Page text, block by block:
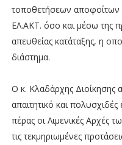
τοποθετήσεων
ΕΛ.ΑΚΤ. όσο και μέσω της
απευθείας κατάταξης, η
διάστημα.
Ο κ. Κλαδάρχης Διοίκησης
απαιτητικό και
πέρας οι Λιμενικές
τις τεκμηριωμένες